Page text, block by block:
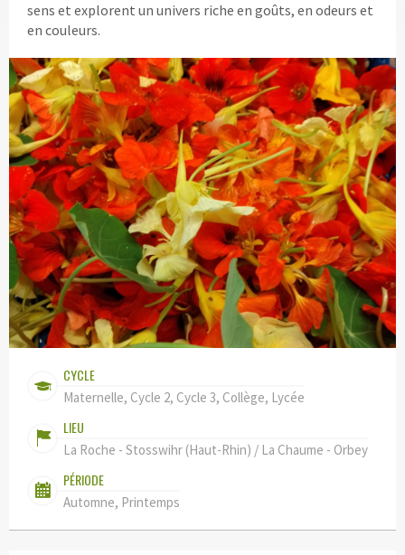
sens et explorent un univers riche en goûts, en odeurs et
en couleurs.
CYCLE
Maternelle, Cycle 2, Cycle 3, Collège, Lycée
LIEU
La Roche - Stosswihr (Haut-Rhin) / La Chaume - Orbey
PÉRIODE
Automne, Printemps